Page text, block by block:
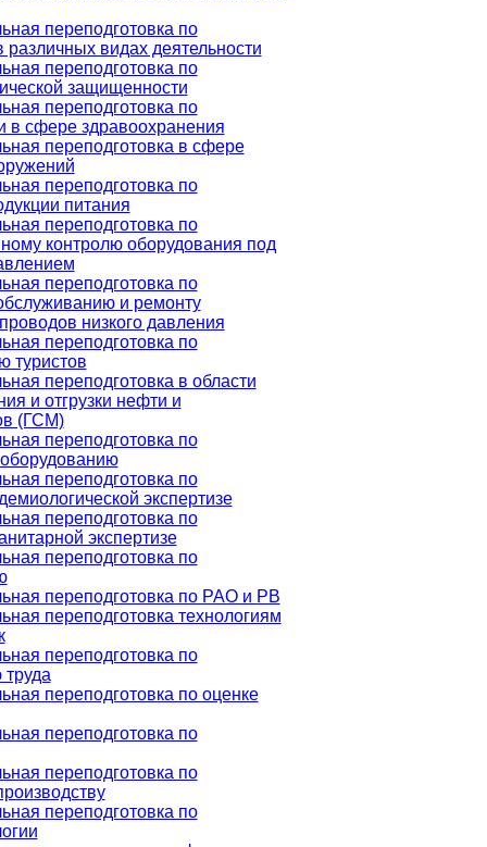
переподготовка по
видах деятельности
переподготовка по
защищенности
переподготовка по
в сфере здравоохранения
переподготовка в сфере
переподготовка по
питания
переподготовка по
контролю оборудования под
переподготовка по
и ремонту
низкого давления
переподготовка по
туристов
переподготовка в области
и отгрузки нефти и
(ГСМ)
переподготовка по
переподготовка по
экспертизе
переподготовка по
экспертизе
переподготовка по
переподготовка по РАО и РВ
переподготовка технологиям
переподготовка по
переподготовка по оценке
переподготовка по
переподготовка по
переподготовка по